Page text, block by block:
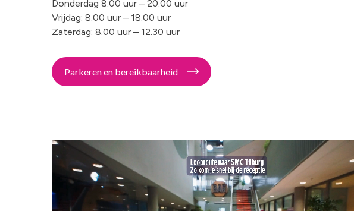
Donderdag 8.00 uur – 20.00 uur
Vrijdag: 8.00 uur – 18.00 uur
Zaterdag: 8.00 uur – 12.30 uur
Parkeren en bereikbaarheid